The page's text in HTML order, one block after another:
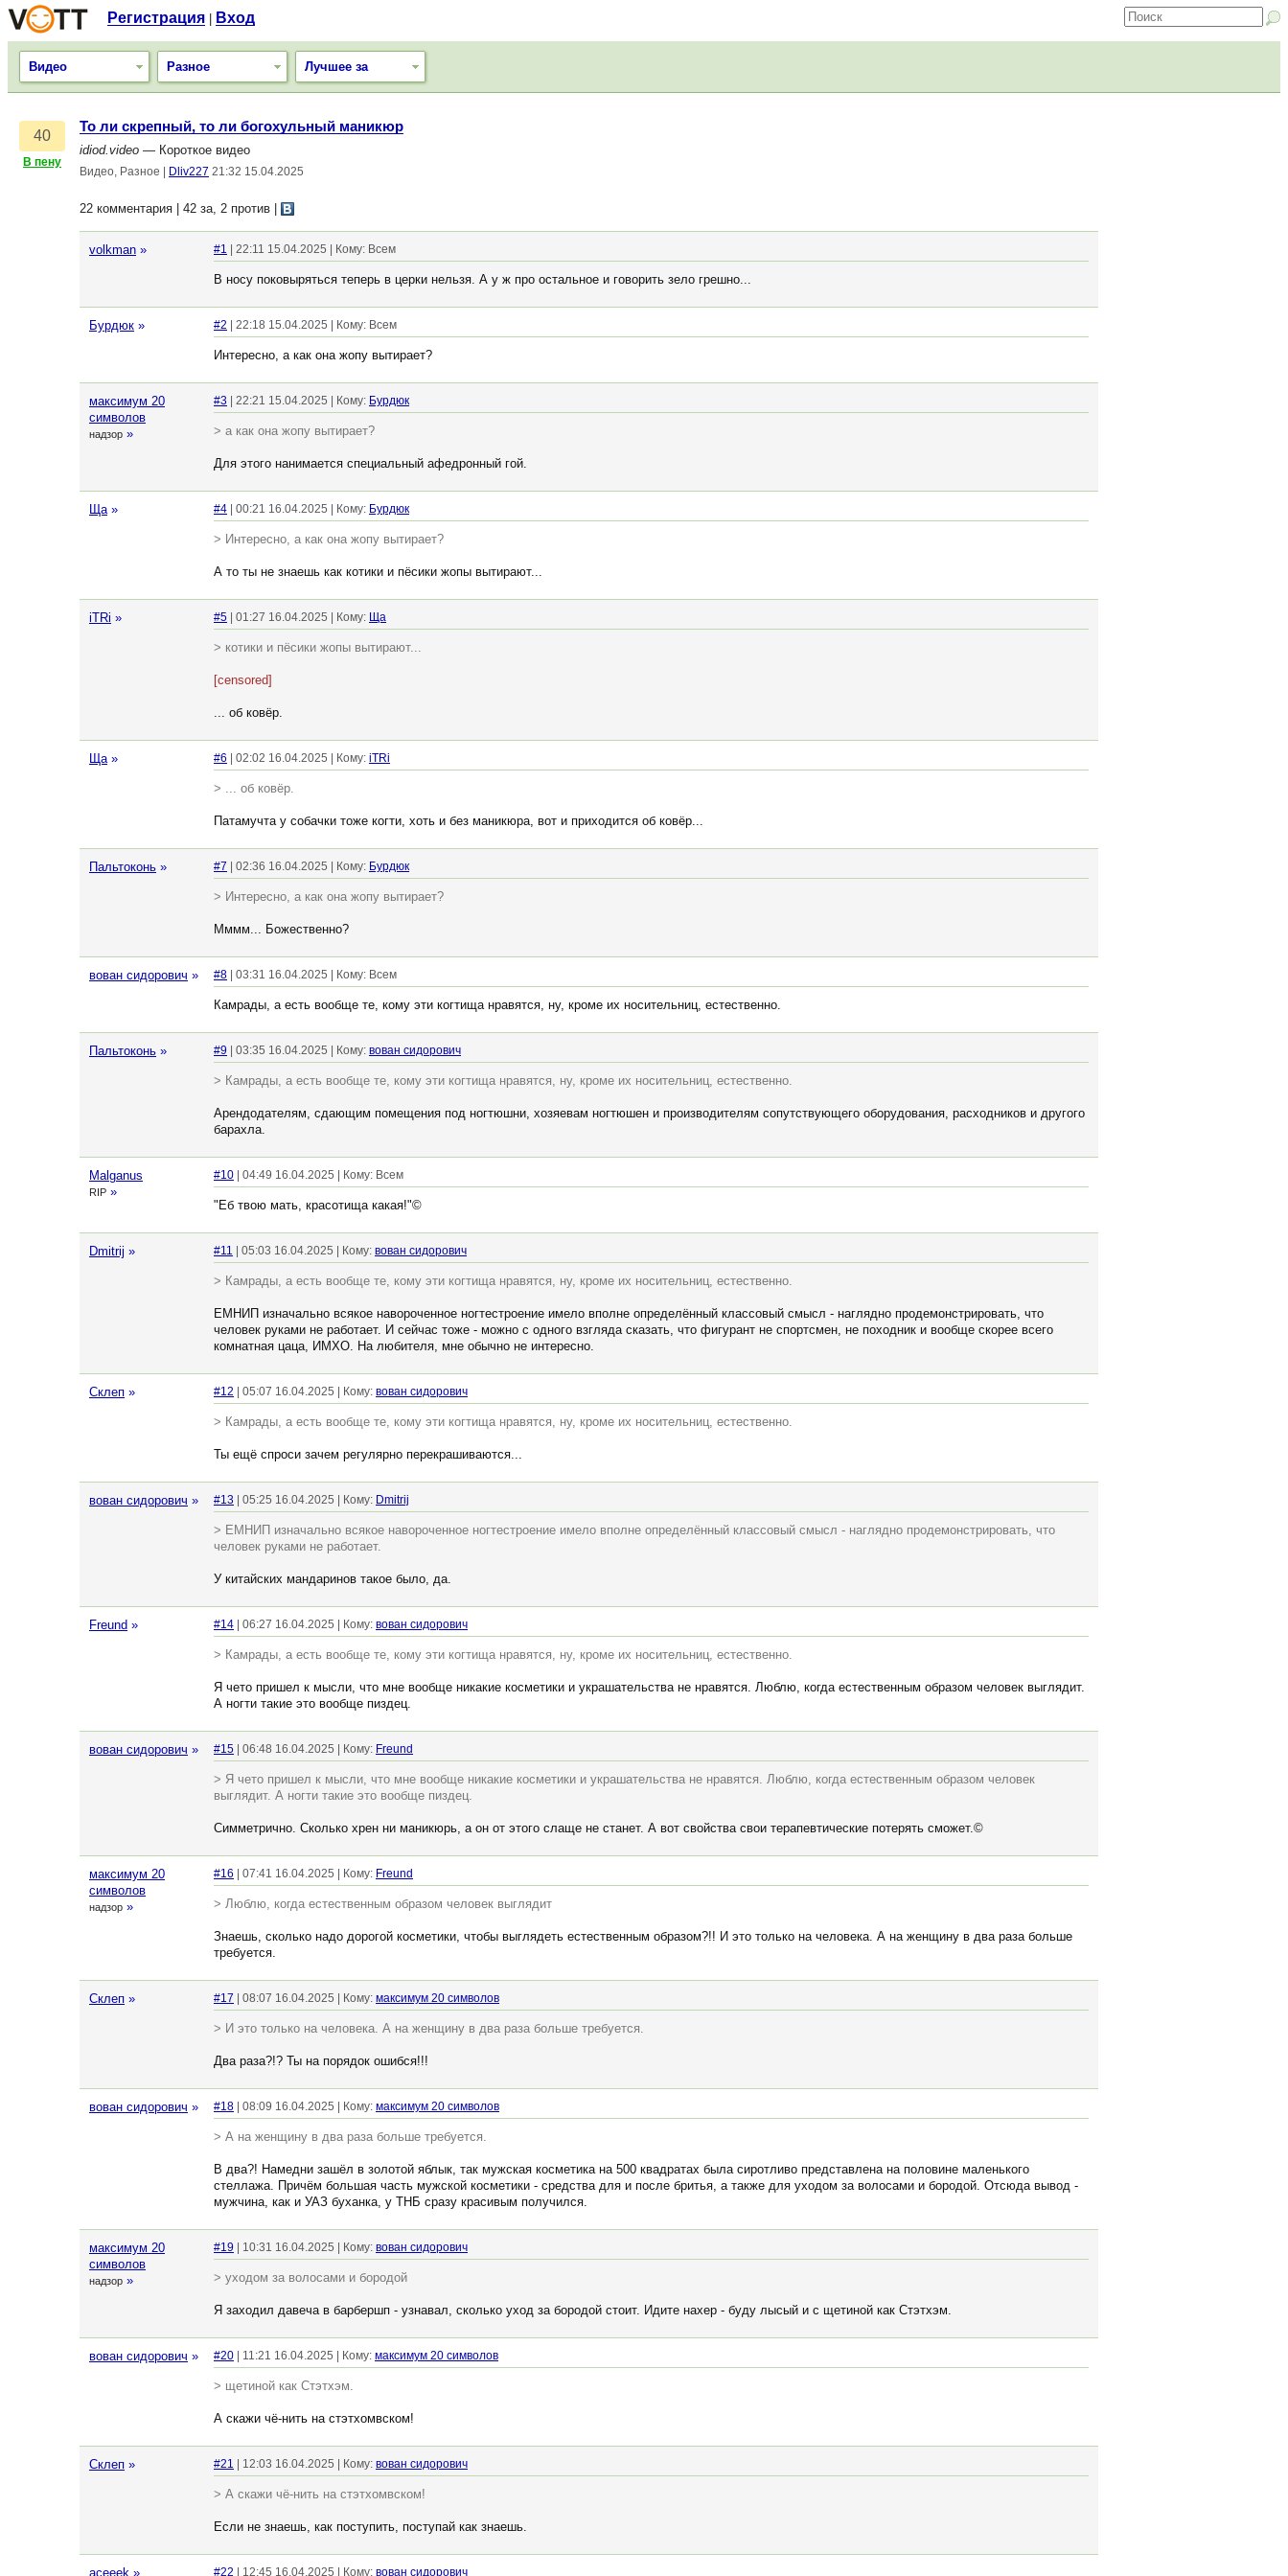
Регистрация Вход
Видео Разное Лучшее за
40
В пену
То ли скрепный, то ли богохульный маникюр
idiod.video — Короткое видео
Видео, Разное Dliv227 21:32 15.04.2025
22 комментария | 42 за, 2 против
volkman » #1 | 22:11 15.04.2025 | Кому: Всем
В носу поковыряться теперь в церки нельзя. А у ж про остальное и говорить зело грешно...
Бурдюк » #2 | 22:18 15.04.2025 | Кому: Всем
Интересно, а как она жопу вытирает?
максимум 20
символов
надзор »
#3 | 22:21 15.04.2025 | Кому: Бурдюк
> а как она жопу вытирает?
Для этого нанимается специальный афедронный гой.
Ща » #4 | 00:21 16.04.2025 | Кому: Бурдюк
> Интересно, а как она жопу вытирает?
А то ты не знаешь как котики и пёсики жопы вытирают...
iTRi » #5 | 01:27 16.04.2025 | Кому: Ща
> котики и пёсики жопы вытирают...
[censored]
... об ковёр.
Ща » #6 | 02:02 16.04.2025 | Кому: iTRi
> ... об ковёр.
Патамучта у собачки тоже когти, хоть и без маникюра, вот и приходится об ковёр...
Пальтоконь » #7 | 02:36 16.04.2025 | Кому: Бурдюк
> Интересно, а как она жопу вытирает?
Мммм... Божественно?
вован сидорович » #8 | 03:31 16.04.2025 | Кому: Всем
Камрады, а есть вообще те, кому эти когтища нравятся, ну, кроме их носительниц, естественно.
Пальтоконь » #9 | 03:35 16.04.2025 | Кому: вован сидорович
> Камрады, а есть вообще те, кому эти когтища нравятся, ну, кроме их носительниц, естественно.
Арендодателям, сдающим помещения под ногтюшни, хозяевам ногтюшен и производителям сопутствующего оборудования, расходников и другого
барахла.
Malganus
RIP »
#10 | 04:49 16.04.2025 | Кому: Всем
"Еб твою мать, красотища какая!"©
Dmitrij » #11 | 05:03 16.04.2025 | Кому: вован сидорович
> Камрады, а есть вообще те, кому эти когтища нравятся, ну, кроме их носительниц, естественно.
ЕМНИП изначально всякое навороченное ногтестроение имело вполне определённый классовый смысл - наглядно продемонстрировать, что
человек руками не работает. И сейчас тоже - можно с одного взгляда сказать, что фигурант не спортсмен, не походник и вообще скорее всего
комнатная цаца, ИМХО. На любителя, мне обычно не интересно.
Склеп » #12 | 05:07 16.04.2025 | Кому: вован сидорович
> Камрады, а есть вообще те, кому эти когтища нравятся, ну, кроме их носительниц, естественно.
Ты ещё спроси зачем регулярно перекрашиваются...
вован сидорович » #13 | 05:25 16.04.2025 | Кому: Dmitrij
> ЕМНИП изначально всякое навороченное ногтестроение имело вполне определённый классовый смысл - наглядно продемонстрировать, что
человек руками не работает.
У китайских мандаринов такое было, да.
Freund » #14 | 06:27 16.04.2025 | Кому: вован сидорович
> Камрады, а есть вообще те, кому эти когтища нравятся, ну, кроме их носительниц, естественно.
Я чето пришел к мысли, что мне вообще никакие косметики и украшательства не нравятся. Люблю, когда естественным образом человек выглядит.
А ногти такие это вообще пиздец.
вован сидорович » #15 | 06:48 16.04.2025 | Кому: Freund
> Я чето пришел к мысли, что мне вообще никакие косметики и украшательства не нравятся. Люблю, когда естественным образом человек
выглядит. А ногти такие это вообще пиздец.
Симметрично. Сколько хрен ни маникюрь, а он от этого слаще не станет. А вот свойства свои терапевтические потерять сможет.©
максимум 20
символов
надзор »
#16 | 07:41 16.04.2025 | Кому: Freund
> Люблю, когда естественным образом человек выглядит
Знаешь, сколько надо дорогой косметики, чтобы выглядеть естественным образом?!! И это только на человека. А на женщину в два раза больше
требуется.
Склеп » #17 | 08:07 16.04.2025 | Кому: максимум 20 символов
> И это только на человека. А на женщину в два раза больше требуется.
Два раза?!? Ты на порядок ошибся!!!
вован сидорович » #18 | 08:09 16.04.2025 | Кому: максимум 20 символов
> А на женщину в два раза больше требуется.
В два?! Намедни зашёл в золотой яблык, так мужская косметика на 500 квадратах была сиротливо представлена на половине маленького
стеллажа. Причём большая часть мужской косметики - средства для и после бритья, а также для уходом за волосами и бородой. Отсюда вывод -
мужчина, как и УАЗ буханка, у ТНБ сразу красивым получился.
максимум 20
символов
надзор »
#19 | 10:31 16.04.2025 | Кому: вован сидорович
> уходом за волосами и бородой
Я заходил давеча в барбершп - узнавал, сколько уход за бородой стоит. Идите нахер - буду лысый и с щетиной как Стэтхэм.
вован сидорович » #20 | 11:21 16.04.2025 | Кому: максимум 20 символов
> щетиной как Стэтхэм.
А скажи чё-нить на стэтхомвском!
Склеп » #21 | 12:03 16.04.2025 | Кому: вован сидорович
> А скажи чё-нить на стэтхомвском!
Если не знаешь, как поступить, поступай как знаешь.
aceeek » #22 | 12:45 16.04.2025 | Кому: вован сидорович